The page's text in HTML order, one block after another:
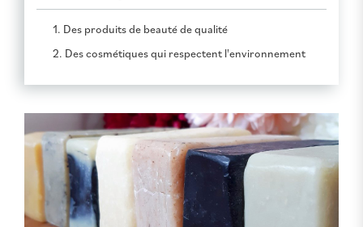
1. Des produits de beauté de qualité
2. Des cosmétiques qui respectent l'environnement